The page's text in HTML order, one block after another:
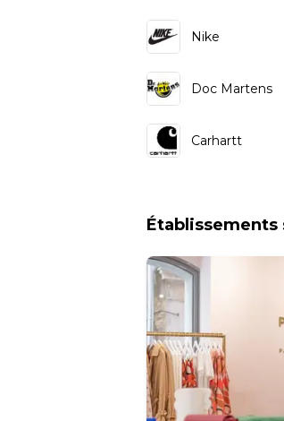
Nike
Doc Martens
Carhartt